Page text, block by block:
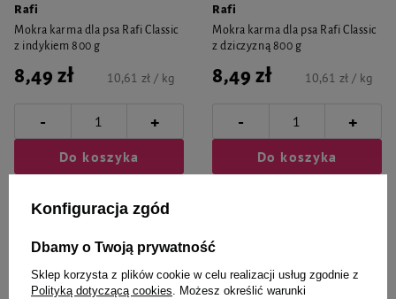
Rafi
Mokra karma dla psa Rafi Classic
z indykiem 800 g
8,49 zł 10,61 zł / kg
- +
Do koszyka
Rafi
Mokra karma dla psa Rafi Classic
z dziczyzną 800 g
8,49 zł 10,61 zł / kg
- +
Do koszyka
Konfiguracja zgód
Dbamy o Twoją prywatność
Sklep korzysta z plików cookie w celu realizacji usług zgodnie z
Polityką dotyczącą cookies. Możesz określić warunki